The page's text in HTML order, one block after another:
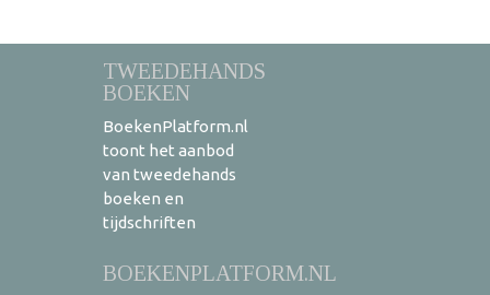
TWEEDEHANDS
BOEKEN
BoekenPlatform.nl
toont het aanbod
van tweedehands
boeken en
tijdschriften
BOEKENPLATFORM.NL